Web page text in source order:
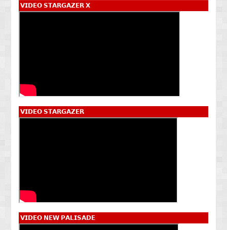
𝗩𝗜𝗗𝗘𝗢 𝗦𝗧𝗔𝗥𝗚𝗔𝗭𝗘𝗥 𝗫
𝗩𝗜𝗗𝗘𝗢 𝗦𝗧𝗔𝗥𝗚𝗔𝗭𝗘𝗥
𝗩𝗜𝗗𝗘𝗢 𝗡𝗘𝗪 𝗣𝗔𝗟𝗜𝗦𝗔𝗗𝗘